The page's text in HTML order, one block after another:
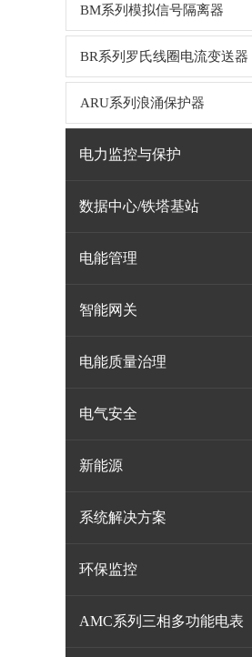
BM系列模拟信号隔离器
BR系列罗氏线圈电流变送器
ARU系列浪涌保护器
电力监控与保护
数据中心/铁塔基站
电能管理
智能网关
电能质量治理
电气安全
新能源
系统解决方案
环保监控
AMC系列三相多功能电表